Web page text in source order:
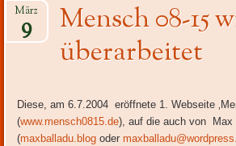
Mensch 08-15
überarbeitet
März
9
Diese, am 6.7.2004 eröffnete 1. Webseite
(www.mensch0815.de), auf die auch von Max
(maxballadu.blog oder